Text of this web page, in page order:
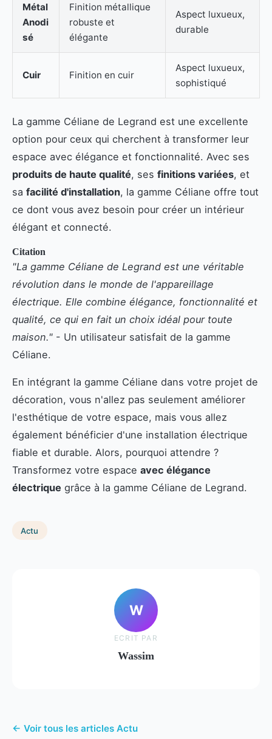
Métal
Anodi
sé
Finition métallique
robuste et
élégante
Aspect luxueux,
durable
Cuir Finition en cuir
Aspect luxueux,
sophistiqué
La gamme Céliane de Legrand est une excellente
option pour ceux qui cherchent à transformer leur
espace avec élégance et fonctionnalité. Avec ses
produits de haute qualité, ses finitions variées, et
sa facilité d'installation, la gamme Céliane offre tout
ce dont vous avez besoin pour créer un intérieur
élégant et connecté.
Citation
"La gamme Céliane de Legrand est une véritable
révolution dans le monde de l'appareillage
électrique. Elle combine élégance, fonctionnalité et
qualité, ce qui en fait un choix idéal pour toute
maison." - Un utilisateur satisfait de la gamme
Céliane.
En intégrant la gamme Céliane dans votre projet de
décoration, vous n'allez pas seulement améliorer
l'esthétique de votre espace, mais vous allez
également bénéficier d'une installation électrique
fiable et durable. Alors, pourquoi attendre ?
Transformez votre espace avec élégance
électrique grâce à la gamme Céliane de Legrand.
Actu
W
ECRIT PAR
Wassim
← Voir tous les articles Actu